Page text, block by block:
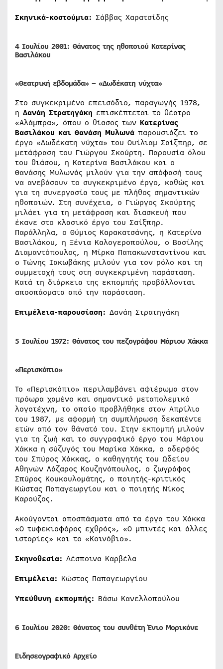
Σκηνικά-κοστούμια: Σάββας Χαρατσίδης
4 Ιουλίου 2001: Θάνατος της ηθοποιού Κατερίνας
Βασιλάκου
«Θεατρική εβδομάδα» – «Δωδέκατη νύχτα»
Στο συγκεκριμένο επεισόδιο, παραγωγής 1978,
η Δανάη Στρατηγάκη επισκέπτεται το θέατρο
«Αλάμπρα», όπου ο θίασος των Κατερίνας
Βασιλάκου και Θανάση Μυλωνά παρουσιάζει το
έργο «Δωδέκατη νύχτα» του Ουίλιαμ Σαίξπηρ, σε
μετάφραση του Γιώργου Σκούρτη. Παρουσία όλου
του θιάσου, η Κατερίνα Βασιλάκου και ο
Θανάσης Μυλωνάς μιλούν για την απόφασή τους
να ανεβάσουν το συγκεκριμένο έργο, καθώς και
για τη συνεργασία τους με πλήθος σημαντικών
ηθοποιών. Στη συνέχεια, ο Γιώργος Σκούρτης
μιλάει για τη μετάφραση και διασκευή που
έκανε στο κλασικό έργο του Σαίξπηρ.
Παράλληλα, ο Θύμιος Καρακατσάνης, η Κατερίνα
Βασιλάκου, η Ξένια Καλογεροπούλου, ο Βασίλης
Διαμαντόπουλος, η Μίρκα Παπακωνσταντίνου και
ο Τώνης Ιακωβάκης μιλούν για τον ρόλο και τη
συμμετοχή τους στη συγκεκριμένη παράσταση.
Κατά τη διάρκεια της εκπομπής προβάλλονται
αποσπάσματα από την παράσταση.
Επιμέλεια-παρουσίαση: Δανάη Στρατηγάκη
5 Ιουλίου 1972: Θάνατος του πεζογράφου Μάριου Χάκκα
«Περισκόπιο»
Το «Περισκόπιο» περιλαμβάνει αφιέρωμα στον
πρόωρα χαμένο και σημαντικό μεταπολεμικό
λογοτέχνη, το οποίο προβλήθηκε στον Απρίλιο
του 1987, με αφορμή τη συμπλήρωση δεκαπέντε
ετών από τον θάνατό του. Στην εκπομπή μιλούν
για τη ζωή και το συγγραφικό έργο του Μάριου
Χάκκα η σύζυγός του Μαρίκα Χάκκα, ο αδερφός
του Σπύρος Χάκκας, ο καθηγητής του Ωδείου
Αθηνών Λάζαρος Κουζηνόπουλος, ο ζωγράφος
Σπύρος Κουκουλομάτης, ο ποιητής-κριτικός
Κώστας Παπαγεωργίου και ο ποιητής Νίκος
Καρούζος.
Ακούγονται αποσπάσματα από τα έργα του Χάκκα
«Ο τυφεκιοφόρος εχθρός», «Ο μπιντές και άλλες
ιστορίες» και το «Κοινόβιο».
Σκηνοθεσία: Δέσποινα Καρβέλα
Επιμέλεια: Κώστας Παπαγεωργίου
Υπεύθυνη εκπομπής: Βάσω Κανελλοπούλου
6 Ιουλίου 2020: Θάνατος του συνθέτη Ένιο Μορικόνε
Ειδησεογραφικό Αρχείο